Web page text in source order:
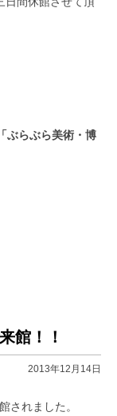
ぶらぶら美術・博
されます。
館！！
2013年12月14日
されました。